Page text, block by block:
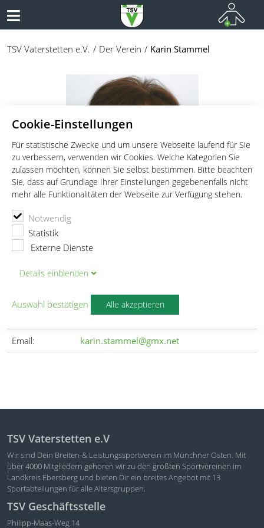
Cookie-Einstellungen
Für statistische Zwecke und um unsere Webseite laufend für Sie
zu verbessern, verwenden wir Cookies. Welche Kategorien Sie
zulassen möchten, können Sie selbst bestimmen. Bitte beachten
Sie, dass auf Grundlage Ihrer Einstellungen gegebenenfalls nicht
mehr alle Funktionalitäten der Webseite zur Verfügung stehen.
Notwendig
Statistik
Externe Dienste
Details einblenden
Auswahl bestätigen Alle akzeptieren
TSV Vaterstetten e.V. Der Verein Karin Stammel
Karin Stammel
08106/34595
Email:
karin.stammel@gmx.net
TSV Vaterstetten e.V
Wir sind Dein Breiten-& Leistungssportverein im Münchner Osten. Mit
über 4000 Mitgliedern gehören wir zu den größten Sportvereinen im
Landkreis Ebersberg und bieten Dir ein breites Angebot mit 13
Sportabteilungen für alle Altersgruppen.
TSV Geschäftsstelle
Philipp-Maas-Weg 14